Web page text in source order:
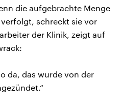
die aufgebrachte Menge
schreckt sie vor
der Klinik, zeigt auf
da, das wurde von der